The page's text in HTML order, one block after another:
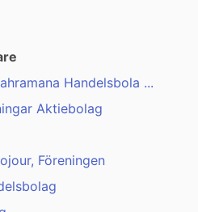
Handelsbola ...
Aktiebolag
Föreningen